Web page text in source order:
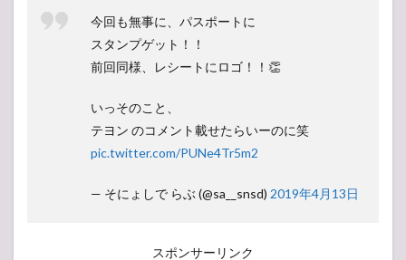
今回も無事に、パスポートに
スタンプゲット！！
前回同様、レシートにロゴ！！👏
いっそのこと、
テヨン のコメント載せたらいーのに笑
pic.twitter.com/PUNe4Tr5m2
— そにょしで らぶ (@sa__snsd) 2019年4月13日
スポンサーリンク